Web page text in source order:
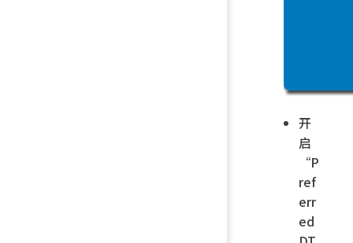
开
启
“P
ref
err
ed